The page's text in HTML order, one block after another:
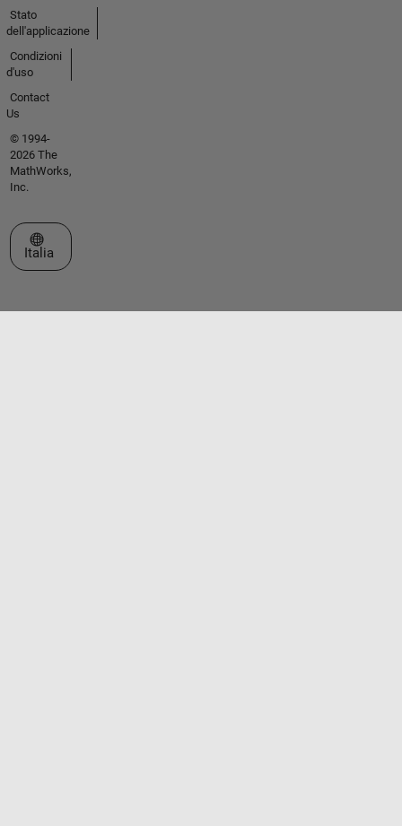
Stato
dell'applicazione
Condizioni
d'uso
Contact
Us
© 1994-
2026 The
MathWorks,
Inc.
Seleziona un sito web
Italia